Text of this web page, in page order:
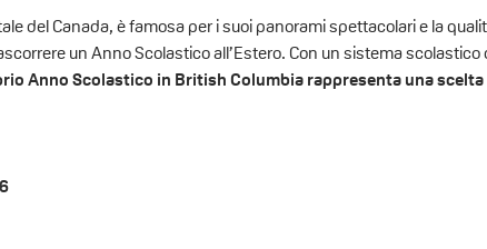
del Canada, è famosa per i suoi panorami spettacolari e la
un Anno Scolastico all’Estero. Con un sistema
Anno Scolastico in British Columbia rappresenta una scelta